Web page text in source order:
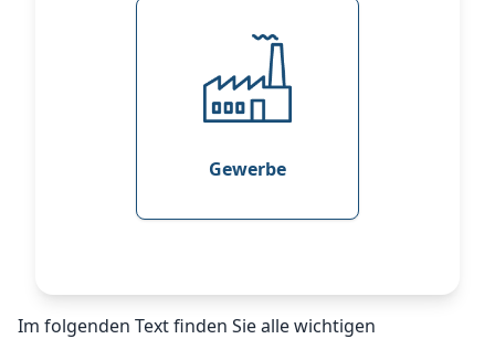
Gewerbe
Im folgenden Text finden Sie alle wichtigen